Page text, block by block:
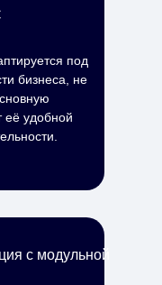
с модульной
под
бизнеса, не
её удобной